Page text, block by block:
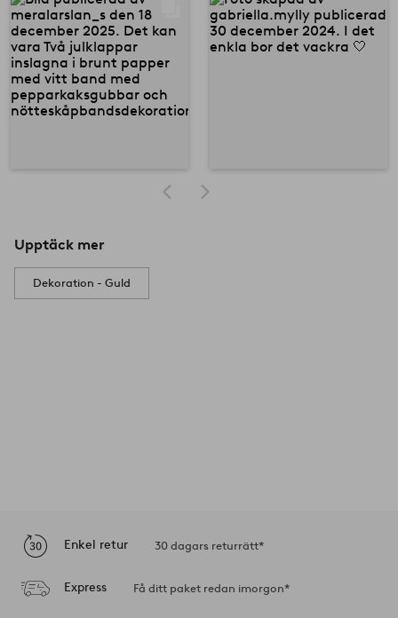
Upptäck mer
Dekoration - Guld
Enkel retur 30 dagars returrätt*
Express Få ditt paket redan imorgon*